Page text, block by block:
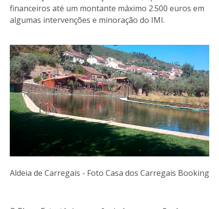
financeiros até um montante máximo 2.500 euros em
algumas intervenções e minoração do IMI.
Aldeia de Carregais - Foto Casa dos Carregais Booking